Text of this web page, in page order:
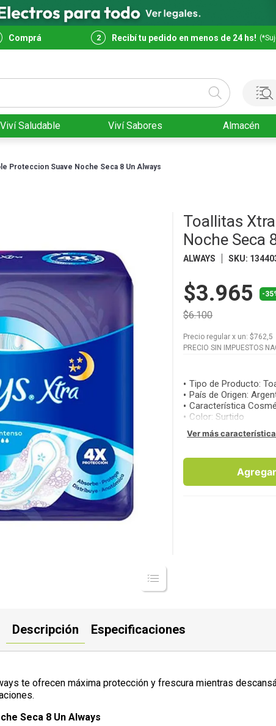
Comprá Recibí tu pedido en menos de 24 hs!
Viví Saludable Viví Sabores Almacén
Proteccion Suave Noche Seca 8 Un Always
Toallitas
Noche Seca
ALWAYS SKU:
$3.965 -
$6.100
Precio regular x un: $762,5
PRECIO SIN IMPUESTOS
Tipo de Producto:
País de Origen:
Característica
Color:Surtido
Ver más
Agregar
Descripción Especificaciones
te ofrecen máxima protección y frescura mientras
Seca 8 Un Always